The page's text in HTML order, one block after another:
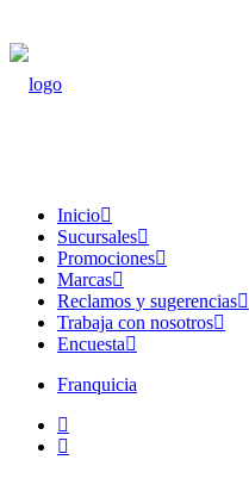
Inicio
Sucursales
Promociones
Marcas
Reclamos y sugerencias
Trabaja con nosotros
Encuesta
Franquicia